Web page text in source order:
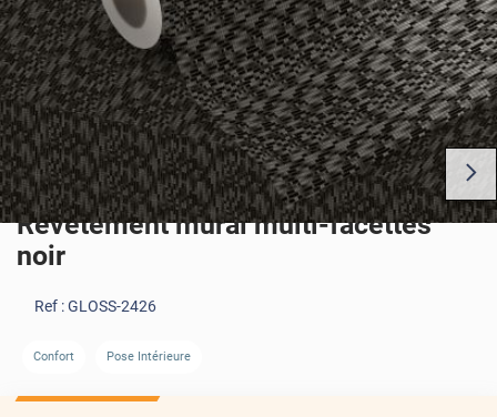
Revêtement mural multi-facettes
noir
Ref :GLOSS-2426
Confort Pose Intérieure